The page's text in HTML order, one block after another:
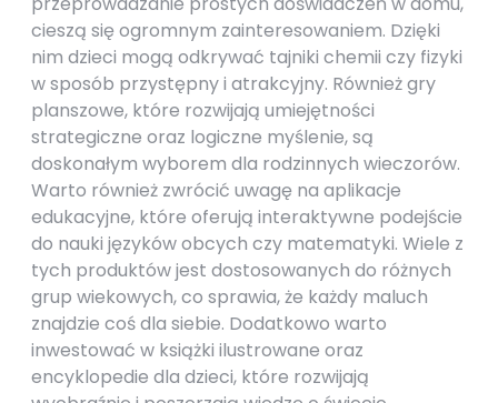
cieszą się ogromnym zainteresowaniem. Dzięki
nim dzieci mogą odkrywać tajniki chemii czy fizyki
w sposób przystępny i atrakcyjny. Również gry
planszowe, które rozwijają umiejętności
strategiczne oraz logiczne myślenie, są
doskonałym wyborem dla rodzinnych wieczorów.
Warto również zwrócić uwagę na aplikacje
edukacyjne, które oferują interaktywne podejście
do nauki języków obcych czy matematyki. Wiele z
tych produktów jest dostosowanych do różnych
grup wiekowych, co sprawia, że każdy maluch
znajdzie coś dla siebie. Dodatkowo warto
inwestować w książki ilustrowane oraz
encyklopedie dla dzieci, które rozwijają